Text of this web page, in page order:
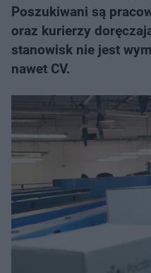
Poszukiwani są
oraz kurierzy
stanowisk nie jest
nawet CV.